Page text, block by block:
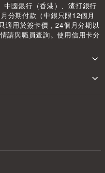
中國銀行（香港）、渣打銀行
分期付款（中銀只限12個月
適用於簽卡價，24個月分期以
請與職員查詢。使用信用卡分